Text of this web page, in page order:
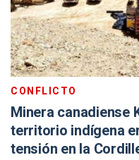
CONFLICTO
Minera canadiense
territorio indígena
tensión en la